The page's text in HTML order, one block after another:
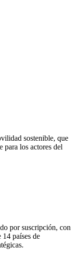
sostenible, que
para los actores del
por suscripción, con
14 países de